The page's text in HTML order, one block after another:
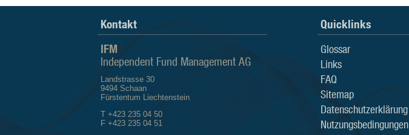
Kontakt
IFM
Independent Fund Management AG
Landstrasse 30
9494 Schaan
Fürstentum Liechtenstein
T +423 235 04 50
F +423 235 04 51
Quicklinks
Glossar
Links
FAQ
Sitemap
Datenschutzerklärung
Nutzungsbedingungen